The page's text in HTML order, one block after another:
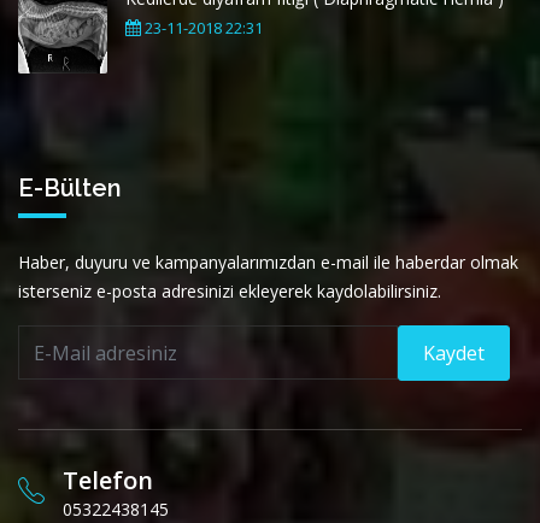
23-11-2018 22:31
E-Bülten
Haber, duyuru ve kampanyalarımızdan e-mail ile haberdar olmak
isterseniz e-posta adresinizi ekleyerek kaydolabilirsiniz.
Kaydet
Telefon
05322438145